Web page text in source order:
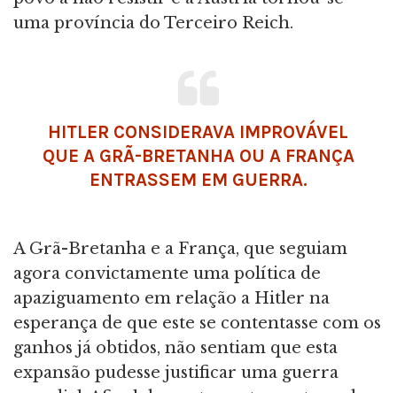
uma província do Terceiro Reich.
HITLER CONSIDERAVA IMPROVÁVEL
QUE A GRÃ-BRETANHA OU A FRANÇA
ENTRASSEM EM GUERRA.
A Grã-Bretanha e a França, que seguiam
agora convictamente uma política de
apaziguamento em relação a Hitler na
esperança de que este se contentasse com os
ganhos já obtidos, não sentiam que esta
expansão pudesse justificar uma guerra